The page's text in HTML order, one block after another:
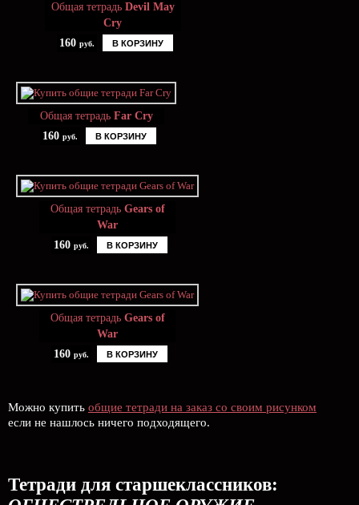
Общая тетрадь Devil May
Cry
160 руб. В КОРЗИНУ
Общая тетрадь Far Cry
160 руб. В КОРЗИНУ
Общая тетрадь Gears of
War
160 руб. В КОРЗИНУ
Общая тетрадь Gears of
War
160 руб. В КОРЗИНУ
Можно купить общие тетради на заказ со своим рисунком
если не нашлось ничего подходящего.
Тетради для старшеклассников: